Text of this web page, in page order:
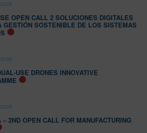
OPEN CALL 2 SOLUCIONES DIGITALES
GESTIÓN SOSTENIBLE DE LOS SISTEMAS
USE DRONES INNOVATIVE
– 2ND OPEN CALL FOR MANUFACTURING